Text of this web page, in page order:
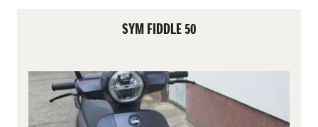
SYM FIDDLE 50